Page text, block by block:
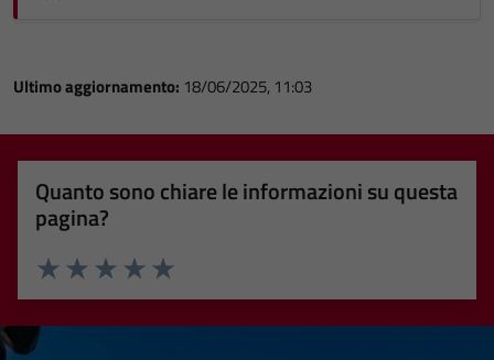
Ultimo aggiornamento: 18/06/2025, 11:03
Quanto sono chiare le informazioni su questa
pagina?
Valuta 5 stelle su 5
Valuta 4 stelle su 5
Valuta 3 stelle su 5
Valuta 2 stelle su 5
Valuta 1 stelle su 5